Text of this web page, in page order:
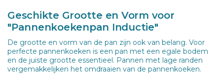
Geschikte Grootte en Vorm voor
"Pannenkoekenpan Inductie"
De grootte en vorm van de pan zijn ook van belang. Voor
perfecte pannenkoeken is een pan met een egale bodem
en de juiste grootte essentieel. Pannen met lage randen
vergemakkelijken het omdraaien van de pannenkoeken.